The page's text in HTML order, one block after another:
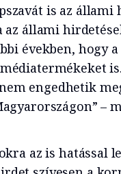
is az
az állami
években, hogy
engedhetik
–
az is hatással